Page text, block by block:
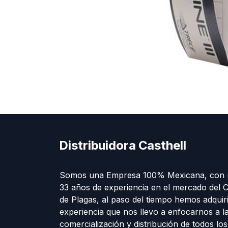
Distribuidora Casthell
Somos una Empresa 100% Mexicana, con
33 años de experiencia en el mercado del
de Plagas, al paso del tiempo hemos
experiencia que nos llevo a enfocarnos a
comercialización y distribución de todos